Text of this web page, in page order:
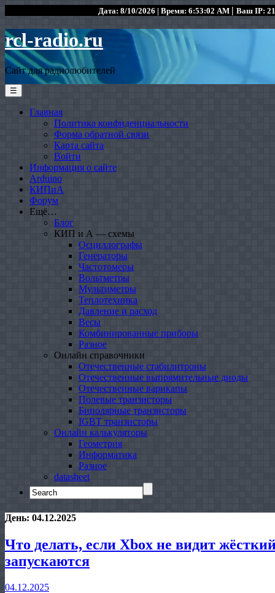
Дата: 8/10/2026 | Время: 6:53:02 AM | Ваш IP:
rcl-radio.ru
Сайт для радиолюбителей
☰
Главная
Политика конфиденциальности
Форма обратной связи
Карта сайта
Войти
Информация о сайте
Arduino
КИПиА
Форум
Ещё…
Блог
КИП и А — схемы
Осциллографы
Генераторы
Частотомеры
Вольтметры
Мультиметры
Теплотехника
Давление и расход
Весы
Комбинированные приборы
Разное
Онлайн справочники
Отечественные стабилитроны
Отечественные выпрямительные диоды
Отечественные варикапы
Полевые транзисторы
Биполярные транзисторы
IGBT транзисторы
Онлайн калькуляторы
Геометрия
Информатика
Разное
datasheet
Search
for:
День: 04.12.2025
Что делать, если Xbox не видит
запускаются
04.12.2025